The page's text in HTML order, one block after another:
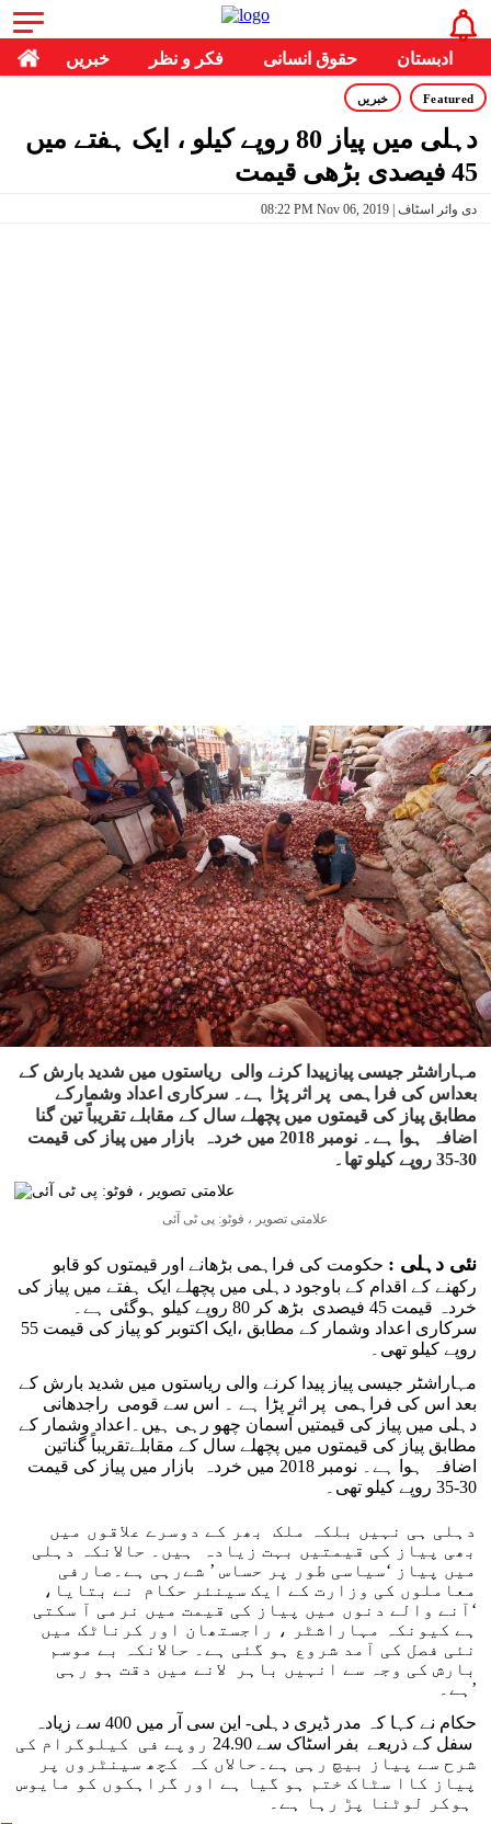
خبریں فکر و نظر حقوق انسانی ادبستان
Featured خبریں
دہلی میں پیاز 80 روپے کیلو ، ایک ہفتے میں
45 فیصدی بڑھی قیمت
08:22 PM Nov 06, 2019 | دی وائر اسٹاف
مہاراشٹر جیسی پیازپیدا کرنے والی ریاستوں میں شدید بارش کے
بعداس کی فراہمی پر اثر پڑا ہے۔ سرکاری اعداد وشمارکے
مطابق پیاز کی قیمتوں میں پچھلے سال کے مقابلے تقریباً تین گنا
اضافہ ہوا ہے۔ نومبر 2018 میں خردہ بازار میں پیاز کی قیمت
30-35 روپے کیلو تھا۔
علامتی تصویر ، فوٹو: پی ٹی آئی
نئی دہلی : حکومت کی فراہمی بڑھانے اور قیمتوں کو قابو
رکھنے کے اقدام کے باوجود دہلی میں پچھلے ایک ہفتے میں پیاز کی
خردہ قیمت 45 فیصدی بڑھ کر 80 روپے کیلو ہوگئی ہے۔
سرکاری اعداد وشمار کے مطابق ،ایک اکتوبر کو پیاز کی قیمت 55
روپے کیلو تھی۔
مہاراشٹر جیسی پیاز پیدا کرنے والی ریاستوں میں شدید بارش کے
بعد اس کی فراہمی پر اثر پڑا ہے ۔ اس سے قومی راجدھانی
دہلی میں پیاز کی قیمتیں آسمان چھو رہی ہیں۔اعداد وشمار کے
مطابق پیاز کی قیمتوں میں پچھلے سال کے مقابلےتقریباً گناتین
اضافہ ہوا ہے۔ نومبر 2018 میں خردہ بازار میں پیاز کی قیمت
30-35 روپے کیلو تھی۔
دہلی ہی نہیں بلکہ ملک بھر کے دوسرے علاقوں میں
بھی پیاز کی قیمتیں بہت زیادہ ہیں۔ حالانکہ دہلی
میں پیاز ‘سیاسی طور پر حساس ’ شےرہی ہے۔صارفی
معاملوں کی وزارت کے ایک سینئر حکام نے بتایا،
‘آنے والے دنوں میں پیاز کی قیمت میں نرمی آ سکتی
ہے کیونکہ مہاراشٹر ، راجستھان اور کرناٹک میں
نئی فصل کی آمد شروع ہو گئی ہے۔ حالانکہ بے موسم
بارش کی وجہ سے انہیں باہر لانے میں دقت ہو رہی
ہے۔’
حکام نے کہا کہ مدر ڈیری دہلی- این سی آر میں 400 سے زیادہ
سفل کے ذریعے بفر اسٹاک سے 24.90 روپے فی کیلوگرام کی
شرح سے پیاز بیچ رہی ہے۔حالاں کہ کچھ سینٹروں پر
پیاز کاا سٹاک ختم ہو گیا ہے اور گراہکوں کو مایوس
ہوکر لوٹنا پڑ رہا ہے۔